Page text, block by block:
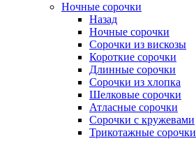
Ночные сорочки
Назад
Ночные сорочки
Сорочки из вискозы
Короткие сорочки
Длинные сорочки
Сорочки из хлопка
Шелковые сорочки
Атласные сорочки
Сорочки с кружевами
Трикотажные сорочки